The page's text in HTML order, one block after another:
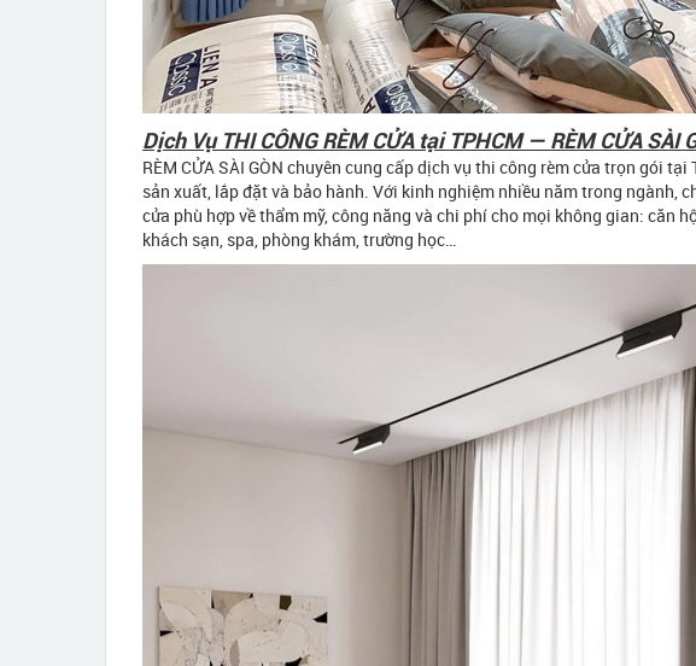
Dịch Vụ THI CÔNG RÈM CỬA tại TPHCM — RÈM CỬA SÀI
RÈM CỬA SÀI GÒN chuyên cung cấp dịch vụ thi công rèm cửa trọn gói
sản xuất, lắp đặt và bảo hành. Với kinh nghiệm nhiều năm trong ngành,
cửa phù hợp về thẩm mỹ, công năng và chi phí cho mọi không gian: căn
khách sạn, spa, phòng khám, trường học…